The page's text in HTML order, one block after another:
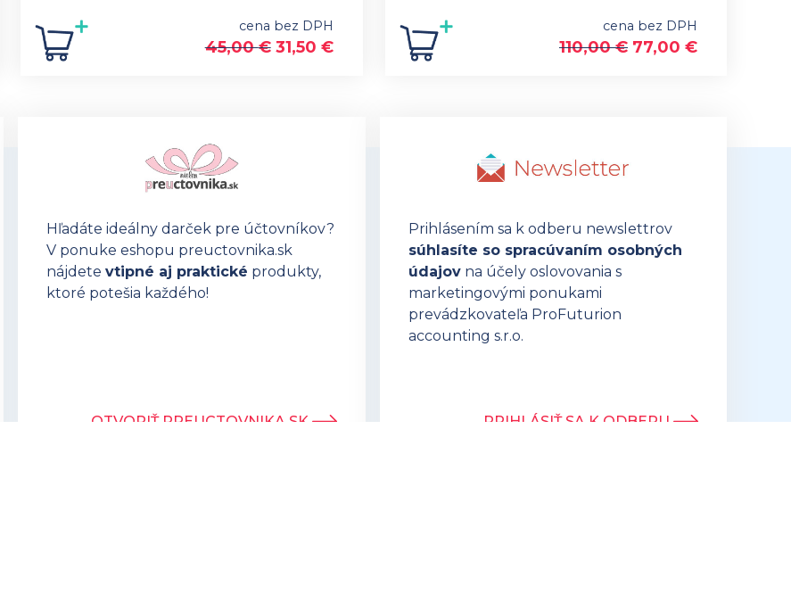
cena bez DPH
45,00€ 31,50 €
cena bez DPH
110,00€ 77,00 €
Hľadáte ideálny darček pre účtovníkov?
V ponuke eshopu preuctovnika.sk
nájdetevtipné aj praktické produkty,
ktoré potešia každého!
OTVORIŤ PREUCTOVNIKA.SK
Prihlásením sa k odberu newslettrov
súhlasíte so spracúvaním osobných
údajovna účely oslovovania s
marketingovými ponukami
prevádzkovateľa ProFuturion
accounting s.r.o.
PRIHLÁSIŤ SA K ODBERU